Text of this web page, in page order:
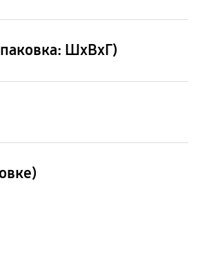
ШxВxГ)